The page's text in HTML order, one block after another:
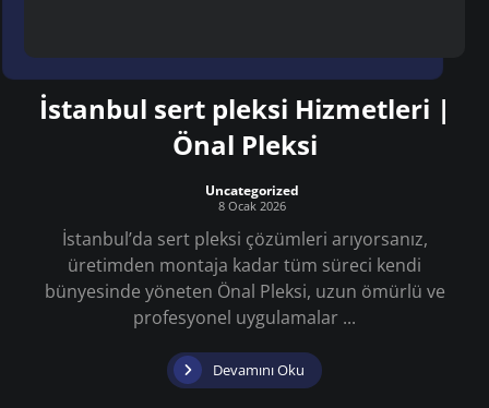
İstanbul sert pleksi Hizmetleri |
Önal Pleksi
Uncategorized
8 Ocak 2026
İstanbul’da sert pleksi çözümleri arıyorsanız,
üretimden montaja kadar tüm süreci kendi
bünyesinde yöneten Önal Pleksi, uzun ömürlü ve
profesyonel uygulamalar ...
Devamını Oku